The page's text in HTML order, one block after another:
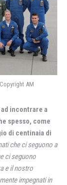
AM
incontrare a
spesso, come
di centinaia di
che ci seguono a
ci seguono
e il nostro
impegnati in